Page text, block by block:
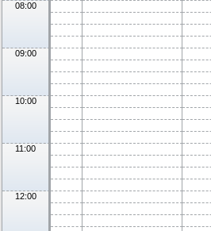
08:00
09:00
10:00
11:00
12:00